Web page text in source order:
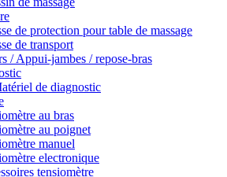
de protection pour table de massage
de transport
/ Appui-jambes / repose-bras
de diagnostic
au bras
au poignet
manuel
electronique
tensiomètre